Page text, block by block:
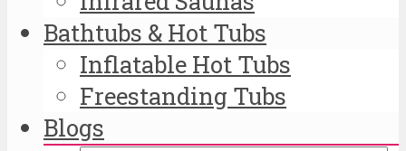
Bathtubs & Hot Tubs
Inflatable Hot Tubs
Freestanding Tubs
Blogs